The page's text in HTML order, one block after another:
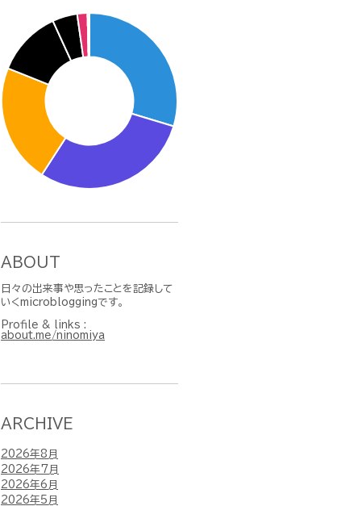
ABOUT
日々の出来事や思ったことを記録して
いくmicrobloggingです。
Profile & links :
about.me/ninomiya
ARCHIVE
2026年8月
2026年7月
2026年6月
2026年5月